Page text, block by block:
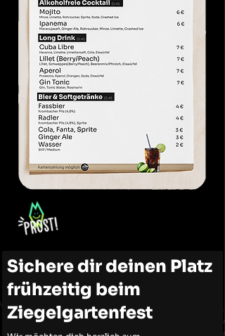
Sichere dir deinen Platz
frühzeitig beim
Ziegelgartenfest